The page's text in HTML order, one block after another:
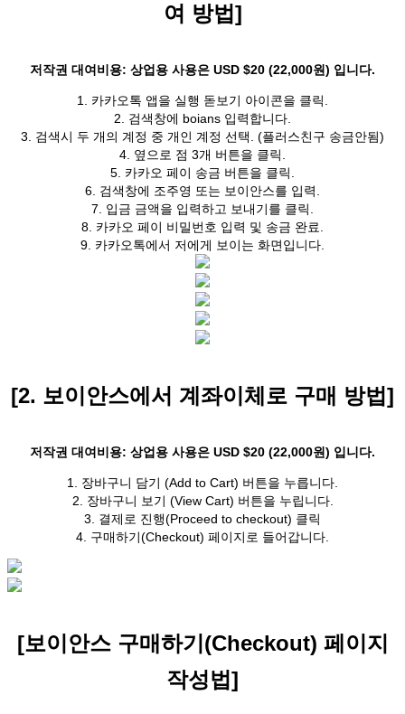
여 방법]
저작권 대여비용: 상업용 사용은 USD $20 (22,000원) 입니다.
1. 카카오톡 앱을 실행 돋보기 아이콘을 클릭.
2. 검색창에 boians 입력합니다.
3. 검색시 두 개의 계정 중 개인 계정 선택. (플러스친구 송금안됨)
4. 옆으로 점 3개 버튼을 클릭.
5. 카카오 페이 송금 버튼을 클릭.
6. 검색창에 조주영 또는 보이안스를 입력.
7. 입금 금액을 입력하고 보내기를 클릭.
8. 카카오 페이 비밀번호 입력 및 송금 완료.
9. 카카오톡에서 저에게 보이는 화면입니다.
[2. 보이안스에서 계좌이체로 구매 방법]
저작권 대여비용: 상업용 사용은 USD $20 (22,000원) 입니다.
1. 장바구니 담기 (Add to Cart) 버튼을 누릅니다.
2. 장바구니 보기 (View Cart) 버튼을 누립니다.
3. 결제로 진행(Proceed to checkout) 클릭
4. 구매하기(Checkout) 페이지로 들어갑니다.
[보이안스 구매하기(Checkout) 페이지
작성법]